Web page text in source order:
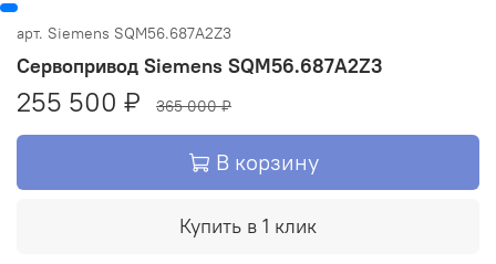
арт. Siemens SQM56.687A2Z3
Сервопривод Siemens SQM56.687A2Z3
255 500 ₽ 365 000 ₽
В корзину
Купить в 1 клик